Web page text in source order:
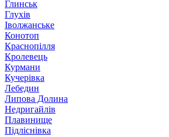
Глинськ
Глухів
Іволжанське
Конотоп
Краснопілля
Кролевець
Курмани
Кучерівка
Лебедин
Липова Долина
Недригайлів
Плавинище
Підліснівка